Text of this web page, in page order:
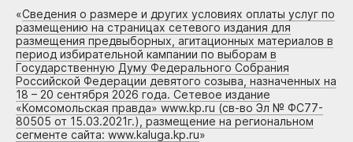
«Сведения о размере и других условиях оплаты услуг по
размещению на страницах сетевого издания для
размещения предвыборных, агитационных материалов в
период избирательной кампании по выборам в
Государственную Думу Федерального Собрания
Российской Федерации девятого созыва, назначенных на
18 – 20 сентября 2026 года. Сетевое издание
«Комсомольская правда» www.kp.ru (св-во Эл № ФС77-
80505 от 15.03.2021г.), размещение на региональном
сегменте сайта: www.kaluga.kp.ru»